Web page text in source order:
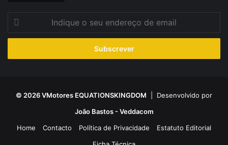
seu
de
© 2026 VMotores EQUATIONSKINGDOM | Desenvolvido por
João Bastos - Veddacom
Home
Contacto Política de Privacidade
Estatuto Editorial